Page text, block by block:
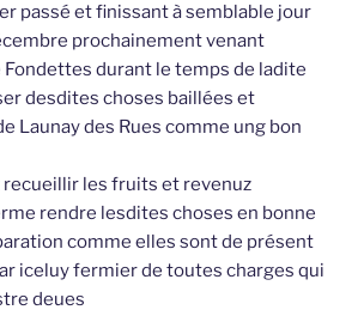
passé et finissant à semblable jour
prochainement venant
Fondettes durant le temps de ladite
desdites choses baillées et
Launay des Rues comme ung bon
les fruits et revenuz
rendre lesdites choses en bonne
comme elles sont de présent
iceluy fermier de toutes charges qui
deues